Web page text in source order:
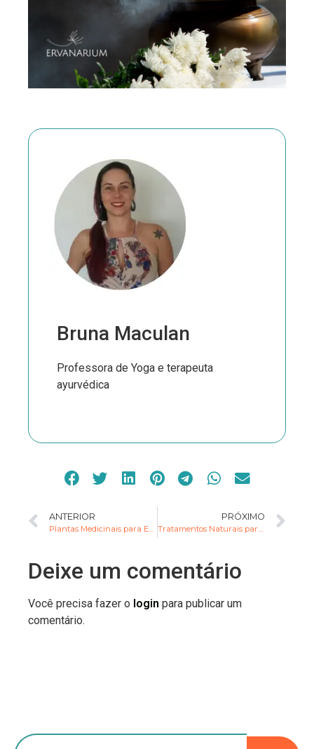
Bruna Maculan
Professora de Yoga e terapeuta
ayurvédica
ANTERIOR
Plantas Medicinais para Evitar na Infância
PRÓXIMO
Tratamentos Naturais para a 1ª Dentição
Deixe um comentário
Você precisa fazer o login para publicar um
comentário.